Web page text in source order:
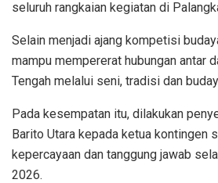
seluruh rangkaian kegiatan di
Selain menjadi ajang kompetisi
mampu mempererat hubungan antar
Tengah melalui seni, tradisi dan
Pada kesempatan itu, dilakukan
Barito Utara kepada ketua kontingen
kepercayaan dan tanggung jawab
2026.